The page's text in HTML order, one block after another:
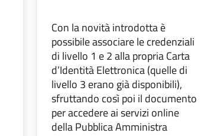
Con la novità introdotta è
possibile associare le credenziali
di livello 1 e 2 alla propria Carta
d’Identità Elettronica (quelle di
livello 3 erano già disponibili),
sfruttando così poi il documento
per accedere ai servizi online
della Pubblica Amministra